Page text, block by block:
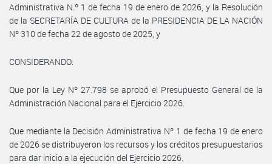
Administrativa N.º 1 de fecha 19 de enero de 2026, y la Resolución
de la SECRETARÍA DE CULTURA de la PRESIDENCIA DE LA NACIÓN
Nº 310 de fecha 22 de agosto de 2025, y
CONSIDERANDO:
Que por la Ley Nº 27.798 se aprobó el Presupuesto General de la
Administración Nacional para el Ejercicio 2026.
Que mediante la Decisión Administrativa Nº 1 de fecha 19 de enero
de 2026 se distribuyeron los recursos y los créditos presupuestarios
para dar inicio a la ejecución del Ejercicio 2026.